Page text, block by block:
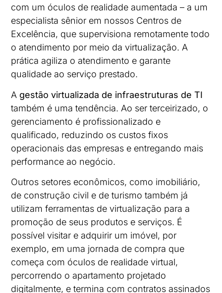
com um óculos de realidade aumentada – a um
especialista sênior em nossos Centros de
Excelência, que supervisiona remotamente todo
o atendimento por meio da virtualização. A
prática agiliza o atendimento e garante
qualidade ao serviço prestado.
A gestão virtualizada de infraestruturas de TI
também é uma tendência. Ao ser terceirizado, o
gerenciamento é profissionalizado e
qualificado, reduzindo os custos fixos
operacionais das empresas e entregando mais
performance ao negócio.
Outros setores econômicos, como imobiliário,
de construção civil e de turismo também já
utilizam ferramentas de virtualização para a
promoção de seus produtos e serviços. É
possível visitar e adquirir um imóvel, por
exemplo, em uma jornada de compra que
começa com óculos de realidade virtual,
percorrendo o apartamento projetado
digitalmente, e termina com contratos assinados